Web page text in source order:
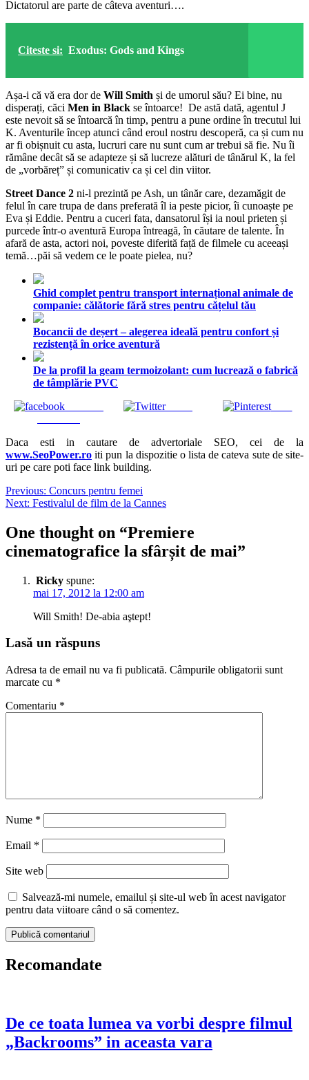
Dictatorul are parte de câteva aventuri….
Citeste si: Exodus: Gods and Kings
Așa-i că vă era dor de Will Smith și de umorul său? Ei bine, nu
disperați, căci Men in Black se întoarce! De astă dată, agentul J
este nevoit să se întoarcă în timp, pentru a pune ordine în trecutul lui
K. Aventurile încep atunci când eroul nostru descoperă, ca și cum nu
ar fi obișnuit cu asta, lucruri care nu sunt cum ar trebui să fie. Nu îi
rămâne decât să se adapteze și să lucreze alături de tânărul K, la fel
de „vorbăreț” și comunicativ ca și cel din viitor.
Street Dance 2 ni-l prezintă pe Ash, un tânăr care, dezamăgit de
felul în care trupa de dans preferată îl ia peste picior, îi cunoaște pe
Eva și Eddie. Pentru a cuceri fata, dansatorul își ia noul prieten și
purcede într-o aventură Europa întreagă, în căutare de talente. În
afară de asta, actori noi, poveste diferită față de filmele cu aceeași
temă…păi să vedem ce le poate pielea, nu?
Ghid complet pentru transport internațional animale de
companie: călătorie fără stres pentru cățelul tău
Bocancii de deșert – alegerea ideală pentru confort și
rezistență în orice aventură
De la profil la geam termoizolant: cum lucrează o fabrică
de tâmplărie PVC
Tweet Save
Daca esti in cautare de advertoriale SEO, cei de la
www.SeoPower.ro iti pun la dispozitie o lista de cateva sute de site-
uri pe care poti face link building.
Navigare
în
articole
Previous: Concurs pentru femei
Next: Festivalul de film de la Cannes
One thought on “Premiere
cinematografice la sfârșit de mai”
Ricky spune:
mai 17, 2012 la 12:00 am
Will Smith! De-abia aştept!
Lasă un răspuns
Adresa ta de email nu va fi publicată. Câmpurile obligatorii sunt
marcate cu *
Comentariu *
Nume *
Email *
Site web
Salvează-mi numele, emailul și site-ul web în acest navigator
pentru data viitoare când o să comentez.
Recomandate
De ce toata lumea va vorbi despre filmul
„Backrooms” in aceasta vara